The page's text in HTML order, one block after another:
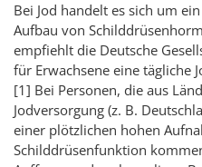
Bei Jod handelt es sich um
Aufbau von
empfiehlt die Deutsche
für Erwachsene eine tägliche
[1] Bei Personen, die aus
Jodversorgung (z. B.
einer plötzlichen hohen
Schilddrüsenfunktion